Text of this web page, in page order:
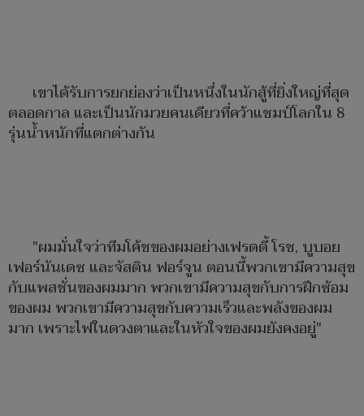
เขาได้รับการยกย่องว่าเป็นหนึ่งในนักสู้ที่ยิ่งใหญ่ที่สุด
ตลอดกาล และเป็นนักมวยคนเดียวที่คว้าแชมป์โลกใน 8
รุ่นน้ำหนักที่แตกต่างกัน
"ผมมั่นใจว่าทีมโค้ชของผมอย่างเฟรดดี้ โรช, บูบอย
เฟอร์นันเดซ และจัสติน ฟอร์จูน ตอนนี้พวกเขามีความสุข
กับแพสชั่นของผมมาก พวกเขามีความสุขกับการฝึกซ้อม
ของผม พวกเขามีความสุขกับความเร็วและพลังของผม
มาก เพราะไฟในดวงตาและในหัวใจของผมยังคงอยู่"